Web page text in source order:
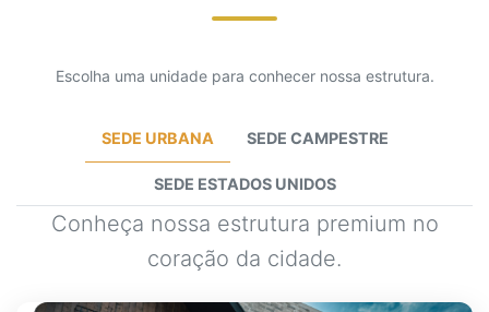
Escolha uma unidade para conhecer nossa estrutura.
SEDE URBANA SEDE CAMPESTRE
SEDE ESTADOS UNIDOS
Conheça nossa estrutura premium no
coração da cidade.